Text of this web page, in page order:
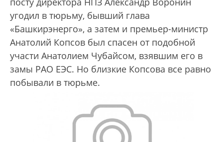
угодил в тюрьму, бывший глава
«Башкирэнерго», а затем и премьер-министр
Анатолий Копсов был спасен от подобной
участи Анатолием Чубайсом, взявшим его в
замы РАО ЕЭС. Но близкие Копсова все равно
побывали в тюрьме.